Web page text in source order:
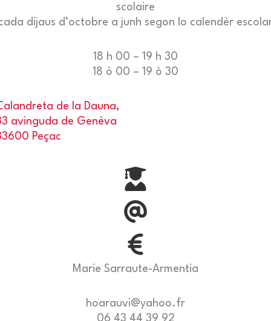
scolaire
dijaus d’octobre a junh segon lo calendèr
18 h 00 – 19 h 30
18 ò 00 – 19 ò 30
de la Dauna,
avinguda de Genèva
Peçac
Marie Sarraute-Armentia
hoarauvi@yahoo.fr
06 43 44 39 92